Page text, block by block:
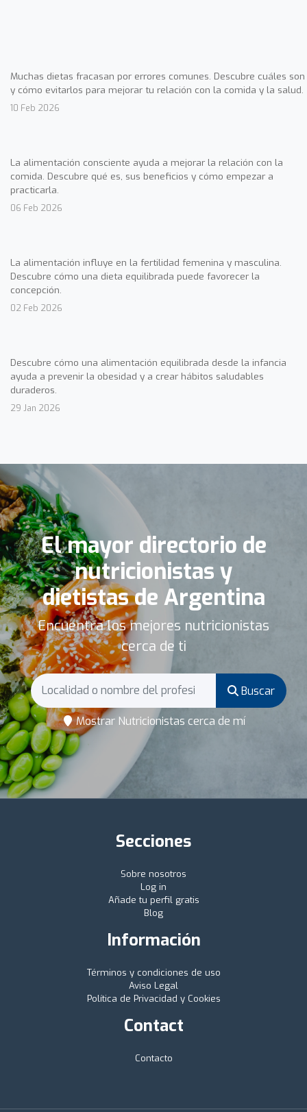
Muchas dietas fracasan por errores comunes. Descubre cuáles son
y cómo evitarlos para mejorar tu relación con la comida y la salud.
10 Feb 2026
La alimentación consciente ayuda a mejorar la relación con la
comida. Descubre qué es, sus beneficios y cómo empezar a
practicarla.
06 Feb 2026
La alimentación influye en la fertilidad femenina y masculina.
Descubre cómo una dieta equilibrada puede favorecer la
concepción.
02 Feb 2026
Descubre cómo una alimentación equilibrada desde la infancia
ayuda a prevenir la obesidad y a crear hábitos saludables
duraderos.
29 Jan 2026
El mayor directorio de
nutricionistas y
dietistas de Argentina
Encuentra los mejores nutricionistas
cerca de ti
Buscar
Mostrar Nutricionistas cerca de mí
Secciones
Sobre nosotros
Log in
Añade tu perfil gratis
Blog
Información
Términos y condiciones de uso
Aviso Legal
Política de Privacidad y Cookies
Contact
Contacto